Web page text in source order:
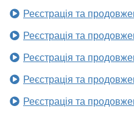
Реєстрація та
Реєстрація та
Реєстрація та
Реєстрація та
Реєстрація та